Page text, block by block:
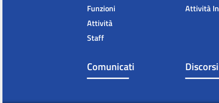
Funzioni
Attività
Staff
Attività
Comunicati Discorsi